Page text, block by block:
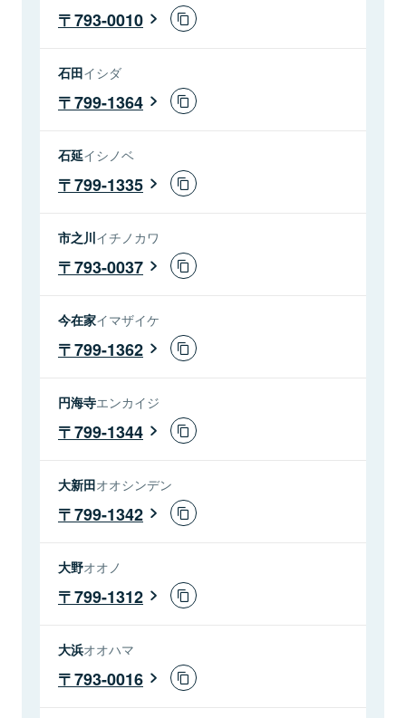
793-0010
石田イシダ
799-1364
石延イシノベ
799-1335
市之川イチノカワ
793-0037
今在家イマザイケ
799-1362
円海寺エンカイジ
799-1344
大新田オオシンデン
799-1342
大野オオノ
799-1312
大浜オオハマ
793-0016